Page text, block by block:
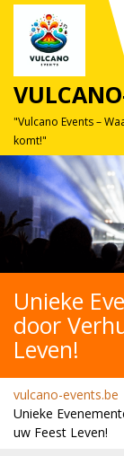
Skip
content
"Vulcano Events –
komt!"
Unieke
door
Leven!
vulcano-events.be
Unieke
uw Feest Leven!